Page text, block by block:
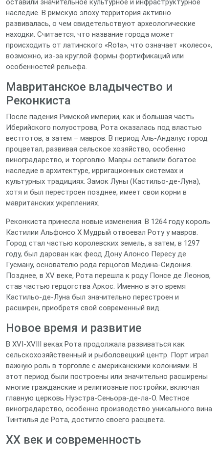
оставили значительное культурное и инфраструктурное
наследие. В римскую эпоху территория активно
развивалась, о чем свидетельствуют археологические
находки. Считается, что название города может
происходить от латинского «Rota», что означает «колесо»,
возможно, из-за круглой формы фортификаций или
особенностей рельефа.
Мавританское владычество и
Реконкиста
После падения Римской империи, как и большая часть
Иберийского полуострова, Рота оказалась под властью
вестготов, а затем – мавров. В период Аль-Андалус город
процветал, развивая сельское хозяйство, особенно
виноградарство, и торговлю. Мавры оставили богатое
наследие в архитектуре, ирригационных системах и
культурных традициях. Замок Луны (Кастильо-де-Луна),
хотя и был перестроен позднее, имеет свои корни в
мавританских укреплениях.
Реконкиста принесла новые изменения. В 1264 году король
Кастилии Альфонсо X Мудрый отвоевал Роту у мавров.
Город стал частью королевских земель, а затем, в 1297
году, был дарован как феод Дону Алонсо Пересу де
Гусману, основателю рода герцогов Медина-Сидония.
Позднее, в XV веке, Рота перешла к роду Понсе де Леонов,
став частью герцогства Аркос. Именно в это время
Кастильо-де-Луна был значительно перестроен и
расширен, приобретя свой современный вид.
Новое время и развитие
В XVI-XVIII веках Рота продолжала развиваться как
сельскохозяйственный и рыболовецкий центр. Порт играл
важную роль в торговле с американскими колониями. В
этот период были построены или значительно расширены
многие гражданские и религиозные постройки, включая
главную церковь Нуэстра-Сеньора-де-ла-О. Местное
виноградарство, особенно производство уникального вина
Тинтилья де Рота, достигло своего расцвета.
XX век и современность